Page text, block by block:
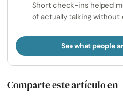
Short check-ins helped
of actually talking
See what people
Comparte este artículo en